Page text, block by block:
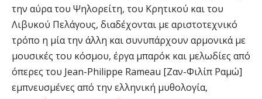
την αύρα του Ψηλορείτη, του Κρητικού και του
Λιβυκού Πελάγους, διαδέχονται με αριστοτεχνικό
τρόπο η μία την άλλη και συνυπάρχουν αρμονικά με
μουσικές του κόσμου, έργα μπαρόκ και μελωδίες από
όπερες του Jean-Philippe Rameau [Ζαν-Φιλίπ Ραμώ]
εμπνευσμένες από την ελληνική μυθολογία,